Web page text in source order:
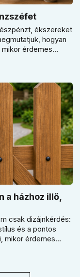
ékszereket
hogyan
érdemes
védelemhez
a házhoz illő,
csak dizájnkérdés:
és a pontos
mikor érdemes